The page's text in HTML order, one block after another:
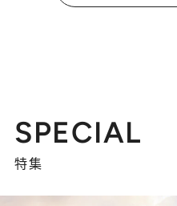
SPECIAL
特集